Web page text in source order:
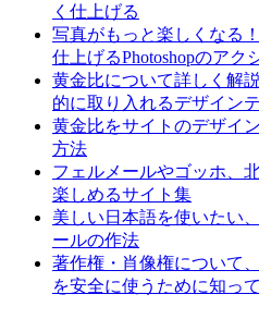
く仕上げる
写真がもっと楽しくなる
仕上げるPhotoshopのアク
黄金比について詳しく解
的に取り入れるデザイン
黄金比をサイトのデザイ
方法
フェルメールやゴッホ、
楽しめるサイト集
美しい日本語を使いたい
ールの作法
著作権・肖像権について
を安全に使うために知っ